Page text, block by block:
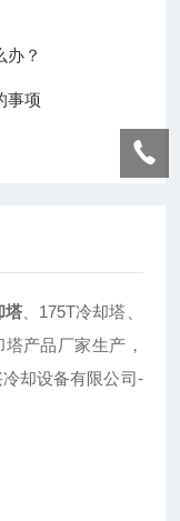
办？
事项
塔、175T冷却塔、
产品厂家生产，
却设备有限公司-